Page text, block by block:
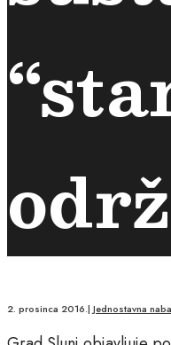
2. prosinca 2016.| Jednostavna